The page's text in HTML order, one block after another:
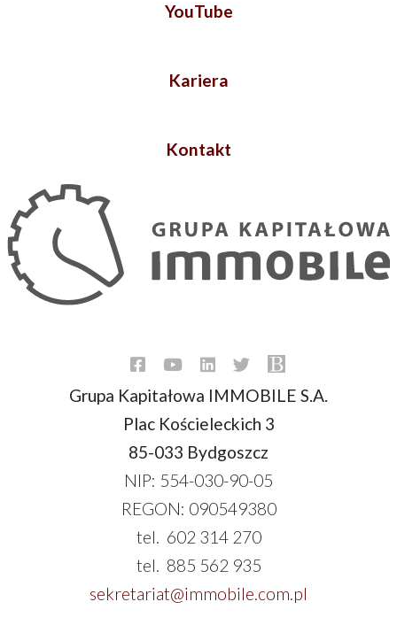
YouTube
Kariera
Kontakt
Grupa Kapitałowa IMMOBILE S.A.
Plac Kościeleckich 3
85-033 Bydgoszcz
NIP: 554-030-90-05
REGON: 090549380
tel. 602 314 270
tel. 885 562 935
sekretariat@immobile.com.pl